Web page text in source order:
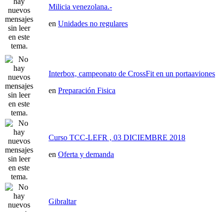
Milicia venezolana.-
en Unidades no regulares
Interbox, campeonato de CrossFit en un portaaviones
en Preparación Fisica
Curso TCC-LEFR , 03 DICIEMBRE 2018
en Oferta y demanda
Gibraltar